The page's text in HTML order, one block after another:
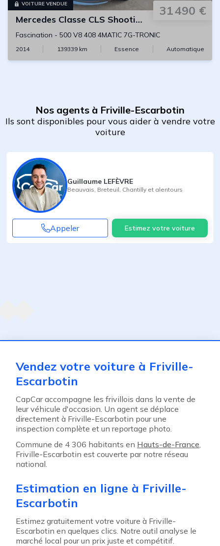
VOITURE VENDUE 31 490 €
Mercedes Classe CLS Shooting Brake
Fascination - 500 V8 408 4MATIC 7G-TRONIC
2014 139339km Essence Automatique
Nos agents à Friville-Escarbotin
Ils sont disponibles pour vous aider à vendre votre
voiture
Guillaume LEFÈVRE
Beauvais Breteuil Chantilly et alentours
Appeler Estimez votre voiture
Vendez votre voiture à Friville-
Escarbotin
CapCar accompagne les frivillois dans la vente de
leur véhicule d'occasion. Un agent se déplace
directement à Friville-Escarbotin pour une
inspection complète et un reportage photo.
Commune de 4 306 habitants en Hauts-de-France,
Friville-Escarbotin est couverte par notre réseau
national.
Estimation en ligne à Friville-
Escarbotin
Estimez gratuitement votre voiture à Friville-
Escarbotin en quelques clics. Notre outil analyse le
marché local pour un prix juste et compétitif.